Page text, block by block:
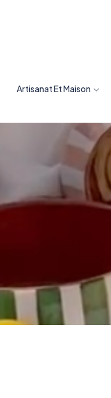
Artisanat Et Maison